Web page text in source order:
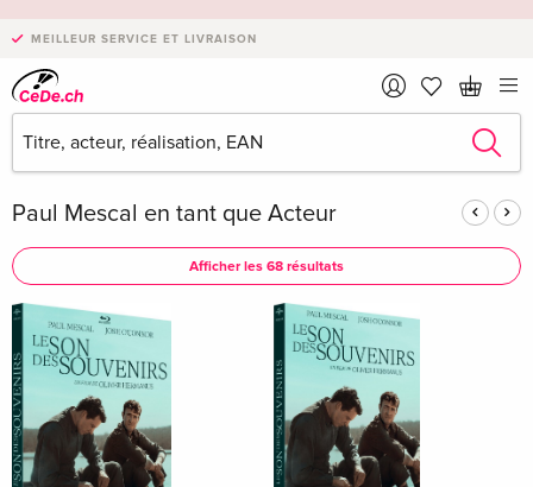
MEILLEUR SERVICE ET LIVRAISON
Tous les formats
Articles de Paul Mescal dans laboutique complète
Paul Mescal en tant que Acteur
Afficher les 68 résultats